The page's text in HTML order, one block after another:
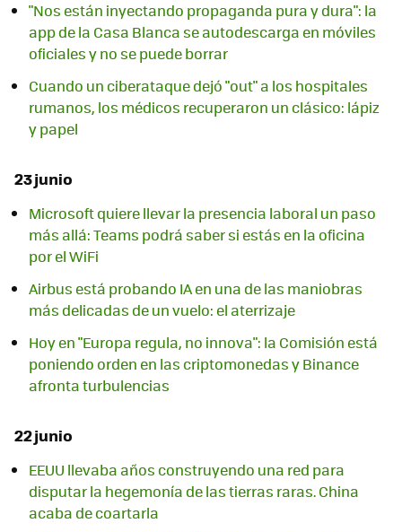
"Nos están inyectando propaganda pura y dura": la
app de la Casa Blanca se autodescarga en móviles
oficiales y no se puede borrar
Cuando un ciberataque dejó "out" a los hospitales
rumanos, los médicos recuperaron un clásico: lápiz
y papel
23 junio
Microsoft quiere llevar la presencia laboral un paso
más allá: Teams podrá saber si estás en la oficina
por el WiFi
Airbus está probando IA en una de las maniobras
más delicadas de un vuelo: el aterrizaje
Hoy en "Europa regula, no innova": la Comisión está
poniendo orden en las criptomonedas y Binance
afronta turbulencias
22 junio
EEUU llevaba años construyendo una red para
disputar la hegemonía de las tierras raras. China
acaba de coartarla